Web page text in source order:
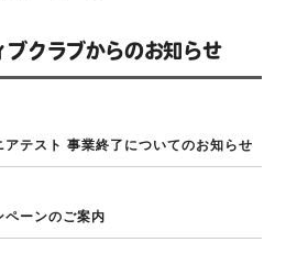
ブクラブからのお知らせ
アテスト 事業終了についてのお知らせ
ペーンのご案内